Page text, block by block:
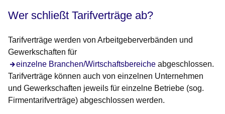
Wer schließt Tarifverträge ab?
Tarifverträge werden von Arbeitgeberverbänden und
Gewerkschaften für
einzelne Branchen/Wirtschaftsbereiche abgeschlossen.
Tarifverträge können auch von einzelnen Unternehmen
und Gewerkschaften jeweils für einzelne Betriebe (sog.
Firmentarifverträge) abgeschlossen werden.